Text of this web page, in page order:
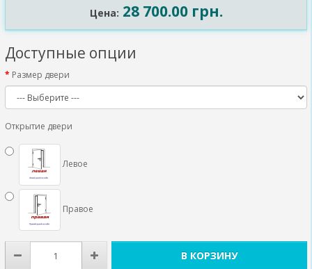
Цена: 28 700.00 грн.
Доступные опции
Размер двери
Открытие двери
Левое
Правое
В КОРЗИНУ